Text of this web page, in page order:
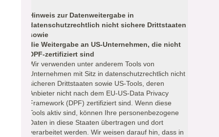
Hinweis zur Datenweitergabe in
datenschutzrechtlich nicht sichere Drittstaaten
sowie
die Weitergabe an US-Unternehmen, die nicht
DPF-zertifiziert sind
Wir verwenden unter anderem Tools von
Unternehmen mit Sitz in datenschutzrechtlich nicht
sicheren Drittstaaten sowie US-Tools, deren
Anbieter nicht nach dem EU-US-Data Privacy
Framework (DPF) zertifiziert sind. Wenn diese
Tools aktiv sind, können Ihre personenbezogene
Daten in diese Staaten übertragen und dort
verarbeitet werden. Wir weisen darauf hin, dass in